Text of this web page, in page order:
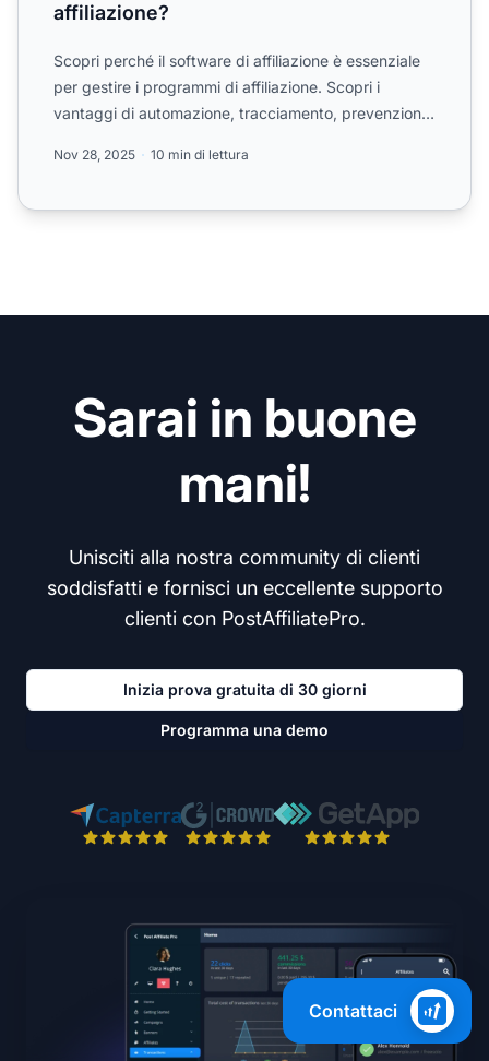
affiliazione?
Scopri perché il software di affiliazione è essenziale
per gestire i programmi di affiliazione. Scopri i
vantaggi di automazione, tracciamento, prevenzione
Nov 28, 2025 10 min di lettura
Sarai in buone
mani!
Unisciti alla nostra community di clienti
soddisfatti e fornisci un eccellente supporto
clienti con PostAffiliatePro.
Inizia prova gratuita di 30 giorni
Programma una demo
Contattaci